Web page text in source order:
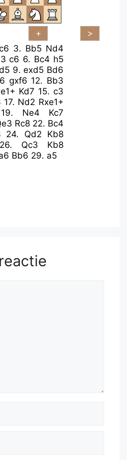
3. Bb5 Nd4
c6 6. Bc4 h5
9.exd5 Bd6
gxf6 12. Bb3
Kd7 15. c3
17. Nd2 Rxe1+
19. Ne4
Kc7
Rc8 22. Bc4
24. Qd2
Kb8
26. Qc3
Kb8
Bb6 29. a5